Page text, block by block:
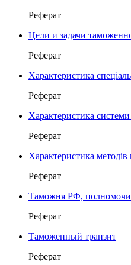
Реферат
Цели и задачи
Реферат
Характеристика
Реферат
Характеристика
Реферат
Характеристика методів
Реферат
Таможня РФ,
Реферат
Таможенный транзит
Реферат